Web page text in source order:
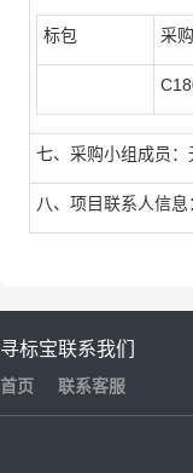
标包 采
七、采购小组成员：
八、项目联系人信
寻标宝
首页
联系我们
联系客服